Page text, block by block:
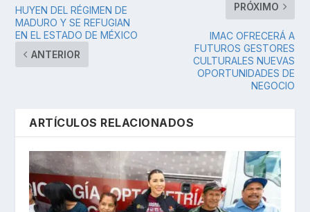
HUYEN DEL RÉGIMEN DE
MADURO Y SE REFUGIAN
EN EL ESTADO DE MÉXICO
ANTERIOR
PRÓXIMO
IMAC OFRECERÁ A
FUTUROS GESTORES
CULTURALES NUEVAS
OPORTUNIDADES DE
NEGOCIO
ARTÍCULOS RELACIONADOS